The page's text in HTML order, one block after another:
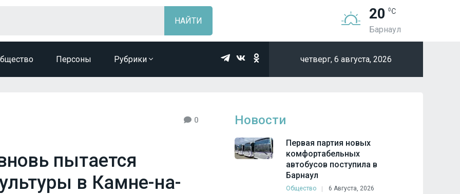
20
Барнаул
Персоны Рубрики четверг, 6 августа, 2026
0
пытается
в Камне-на-
Новости
Первая партия новых
комфортабельных
автобусов поступила в
Барнаул
Общество 6 Августа, 2026